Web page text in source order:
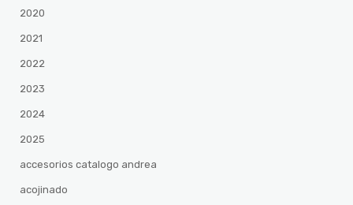
2020
2021
2022
2023
2024
2025
accesorios catalogo andrea
acojinado